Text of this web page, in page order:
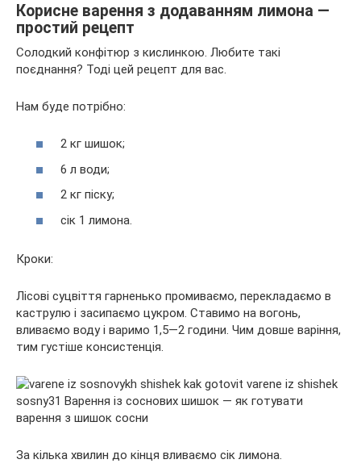
Корисне варення з додаванням лимона —
простий рецепт
Солодкий конфітюр з кислинкою. Любите такі
поєднання? Тоді цей рецепт для вас.
Нам буде потрібно:
2 кг шишок;
6 л води;
2 кг піску;
сік 1 лимона.
Кроки:
Лісові суцвіття гарненько промиваємо, перекладаємо в
каструлю і засипаємо цукром. Ставимо на вогонь,
вливаємо воду і варимо 1,5—2 години. Чим довше варіння,
тим густіше консистенція.
За кілька хвилин до кінця вливаємо сік лимона.